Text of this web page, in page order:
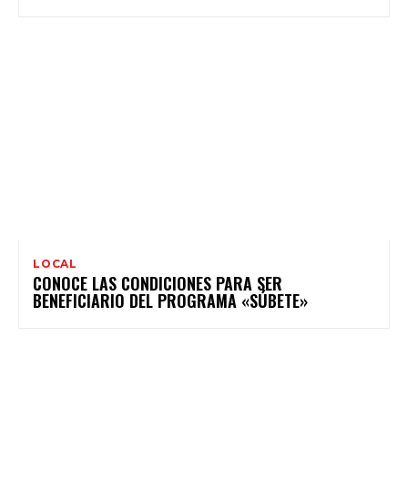
LOCAL
CONOCE LAS CONDICIONES PARA SER
BENEFICIARIO DEL PROGRAMA «SÚBETE»